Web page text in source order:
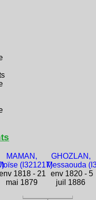
MAMAN,
(I321217)
1818 - 21
mai 1879
GHOZLAN,
Messaouda
env 1820 - 5
juil 1886